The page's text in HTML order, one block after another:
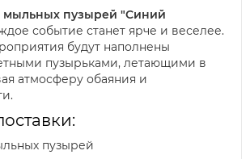
мыльных пузырей "Синий
событие станет ярче и веселее.
будут наполнены
пузырьками, летающими в
атмосферу обаяния и
пузырей